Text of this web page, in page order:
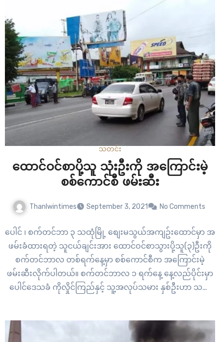
ည့်ကင်းအဖွဲ့နဲ့တိုးပြီး တိုက်ပွဲဖြစ်ခဲ့တာဖြစ်ပါတယ်။…
သတင်း
ထောင်ဝင်စာပို့သူ သုံးဦးကို အကြောင်းမဲ့
စစ်ကောင်စီ ဖမ်းဆီး
Thanlwintimes September 3, 2021 No Comments
ပေါင် ၊ စက်တင်ဘာ ၃ သထုံမြို့ စျေးမသွယ်အကျဥ်းထောင်မှာ အ
ဖမ်းခံထားရတဲ့ သူငယ်ချင်းအား ထောင်ဝင်စာသွားပို့သူ(၃)ဦးကို
စက်တင်ဘာလ တစ်ရက်နေ့မှာ စစ်ကောင်စီက အကြောင်းမဲ့
ဖမ်းဆီးလိုက်ပါတယ်။ စက်တင်ဘာလ ၁ ရက်နေ့ နေ့လည်ပိုင်းမှာ
ပေါင်ဒေသခံ ကိုလှိုင်ကြည်နှင့် သူ့အလုပ်သမား နှစ်ဦးဟာ သထုံ